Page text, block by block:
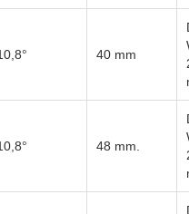
40 mm
48 mm.